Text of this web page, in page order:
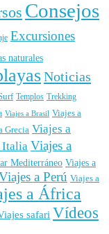
Consejos
Excursiones
naturales
Noticias
Templos Trekking
Viajes a Brasil Viajes a
Grecia Viajes a
Italia Viajes a
Mediterráneo Viajes a
a Perú Viajes a
a África
safari Vídeos